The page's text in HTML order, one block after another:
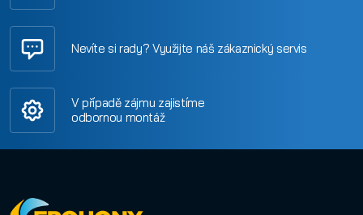
Nevíte si rady? Využijte náš zákaznický servis
V případě zájmu zajistíme
odbornou montáž